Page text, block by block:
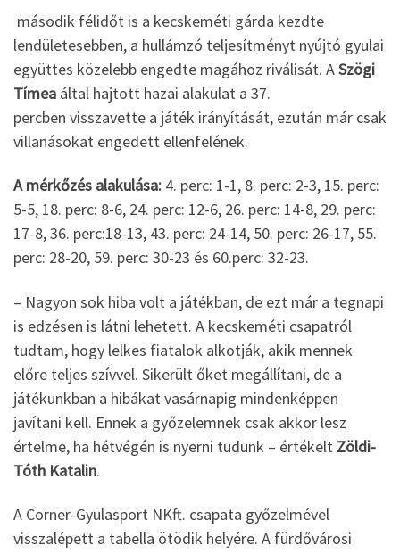
második félidőt is a kecskeméti gárda kezdte
lendületesebben, a hullámzó teljesítményt nyújtó gyulai
együttes közelebb engedte magához riválisát. ASzögi
Tímea által hajtott hazai alakulat a 37.
percben visszavette a játék irányítását, ezután már csak
villanásokat engedett ellenfelének.
A mérkőzés alakulása: 4. perc: 1-1, 8. perc: 2-3, 15. perc:
5-5, 18. perc: 8-6, 24. perc: 12-6, 26. perc: 14-8, 29. perc:
17-8, 36. perc:18-13, 43. perc: 24-14, 50. perc: 26-17, 55.
perc: 28-20, 59. perc: 30-23 és 60.perc: 32-23.
– Nagyon sok hiba volt a játékban, de ezt már a tegnapi
is edzésen is látni lehetett. A kecskeméti csapatról
tudtam, hogy lelkes fiatalok alkotják, akik mennek
előre teljes szívvel. Sikerült őket megállítani, de a
játékunkban a hibákat vasárnapig mindenképpen
javítani kell. Ennek a győzelemnek csak akkor lesz
értelme, ha hétvégén is nyerni tudunk – értékelt Zöldi-
Tóth Katalin.
A Corner-Gyulasport NKft. csapata győzelmével
visszalépett a tabella ötödik helyére. A fürdővárosi